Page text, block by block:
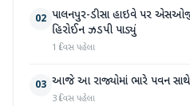
02 પાલનપુર-ડીસા હાઇવે પર એસઓજી
હિરોઈન ઝડપી પાડ્યું
1 દિવસ પહેલા
03 આજે આ રાજ્યોમાં ભારે પવન સાથે
3 દિવસ પહેલા